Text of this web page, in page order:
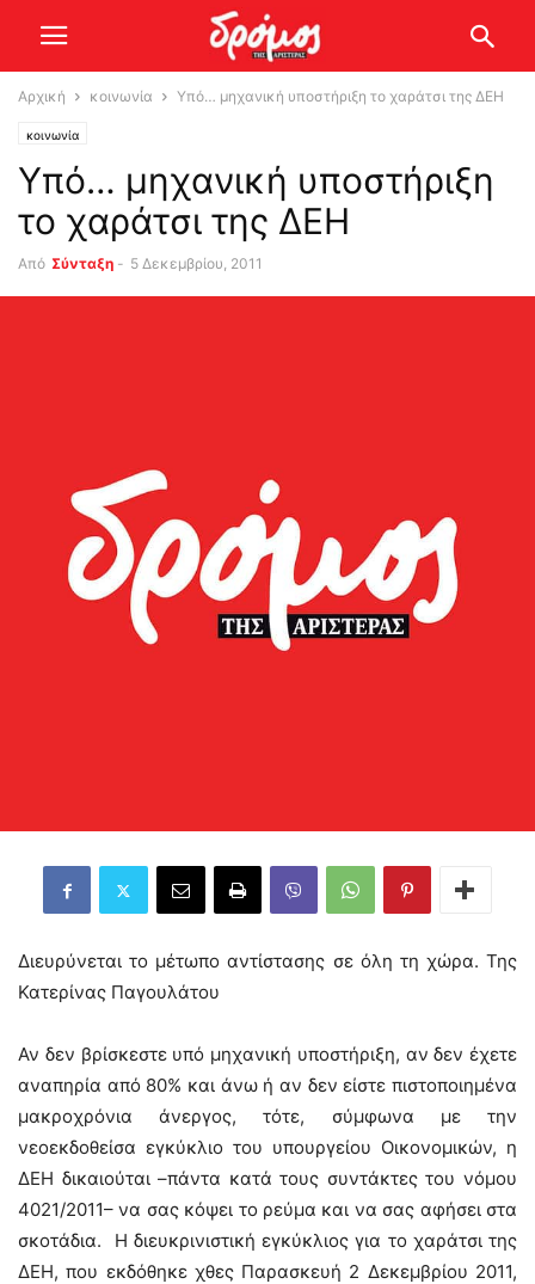
Αρχική κοινωνία Υπό… μηχανική υποστήριξη το χαράτσι της ΔΕΗ
κοινωνία
Υπό… μηχανική υποστήριξη
το χαράτσι της ΔΕΗ
Από Σύνταξη - 5 Δεκεμβρίου, 2011
Διευρύνεται το μέτωπο αντίστασης σε όλη τη χώρα. Της
Κατερίνας Παγουλάτου
Αν δεν βρίσκεστε υπό μηχανική υποστήριξη, αν δεν έχετε
αναπηρία από 80% και άνω ή αν δεν είστε πιστοποιημένα
μακροχρόνια άνεργος, τότε, σύμφωνα με την
νεοεκδοθείσα εγκύκλιο του υπουργείου Οικονομικών, η
ΔΕΗ δικαιούται –πάντα κατά τους συντάκτες του νόμου
4021/2011– να σας κόψει το ρεύμα και να σας αφήσει στα
σκοτάδια. Η διευκρινιστική εγκύκλιος για το χαράτσι της
ΔΕΗ, που εκδόθηκε χθες Παρασκευή 2 Δεκεμβρίου 2011,